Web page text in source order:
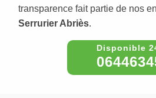
transparence fait partie de nos
Serrurier Abriès.